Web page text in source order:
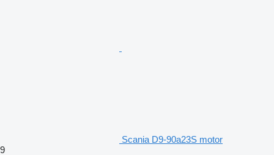
Scania D9-90a23S motor
9